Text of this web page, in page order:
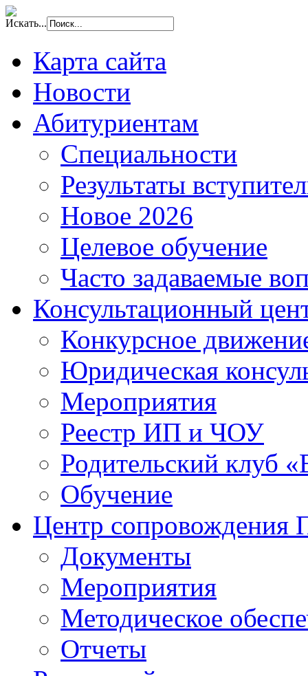
Искать...
Карта сайта
Новости
Абитуриентам
Специальности
Результаты
Новое 2026
Целевое обучение
Часто задаваемые
Консультационный
Конкурсное
Юридическая
Мероприятия
Реестр ИП и ЧОУ
Родительский клуб
Обучение
Центр сопровождения
Документы
Мероприятия
Методическое
Отчеты